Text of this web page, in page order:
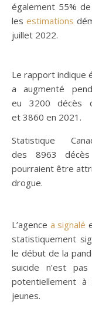
également 55%
les estimations
juillet 2022.
Le rapport indique
a augmenté
eu 3200 décès
et 3860 en 2021.
Statistique
des 8963
pourraient être
drogue.
L’agence a signalé
statistiquement
le début de la
suicide n’est
potentiellement
jeunes.